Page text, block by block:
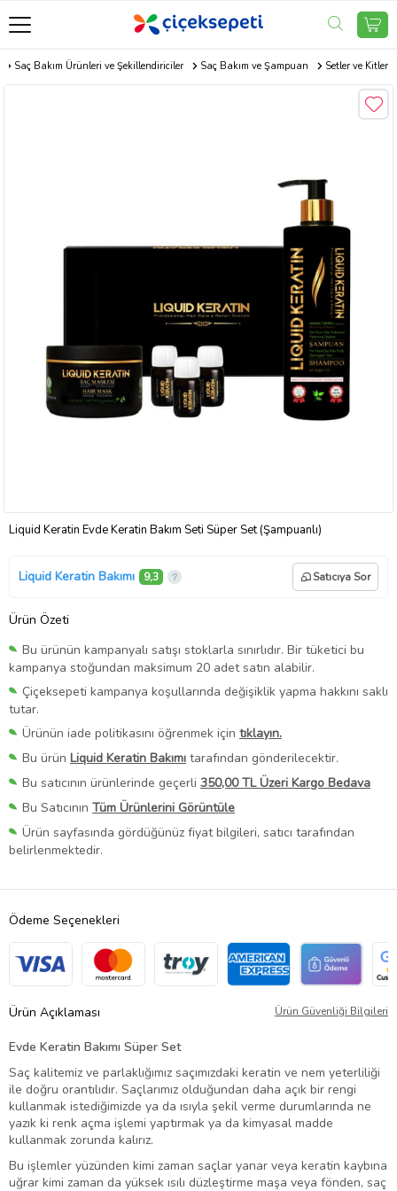
Saç Bakım Ürünleri ve Şekillendiriciler Saç Bakım ve Şampuan Setler ve Kitler
Liquid Keratin Evde Keratin Bakım Seti Süper Set (Şampuanlı)
Liquid Keratin Bakımı 9,3 Satıcıya Sor
Ürün Özeti
Bu ürünün kampanyalı satışı stoklarla sınırlıdır. Bir tüketici bu
kampanya stoğundan maksimum 20 adet satın alabilir.
Çiçeksepeti kampanya koşullarında değişiklik yapma hakkını saklı
tutar.
Ürünün iade politikasını öğrenmek için tıklayın.
Bu ürün Liquid Keratin Bakımı tarafından gönderilecektir.
Bu satıcının ürünlerinde geçerli 350,00 TL Üzeri Kargo Bedava
Bu Satıcının Tüm Ürünlerini Görüntüle
Ürün sayfasında gördüğünüz fiyat bilgileri, satıcı tarafından
belirlenmektedir.
Ödeme Seçenekleri
Ürün Açıklaması Ürün Güvenliği Bilgileri
Evde Keratin Bakımı Süper Set
Saç kalitemiz ve parlaklığımız saçımızdaki keratin ve nem yeterliliği
ile doğru orantılıdır. Saçlarımız olduğundan daha açık bir rengi
kullanmak istediğimizde ya da ısıyla şekil verme durumlarında ne
yazık ki renk açma işlemi yaptırmak ya da kimyasal madde
kullanmak zorunda kalırız.
Bu işlemler yüzünden kimi zaman saçlar yanar veya keratin kaybına
uğrar kimi zaman da yüksek ısılı düzleştirme maşa veya fönden, saç